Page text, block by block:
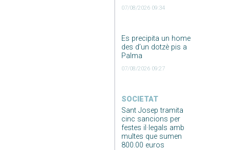
07/08/2026 09:34
Es precipita un home
des d’un dotzè pis a
Palma
07/08/2026 09:27
SOCIETAT
Sant Josep tramita
cinc sancions per
festes il·legals amb
multes que sumen
800.00 euros